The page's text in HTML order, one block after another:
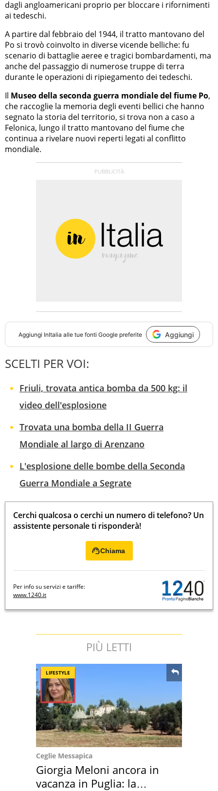
dagli angloamericani proprio per bloccare i rifornimenti
ai tedeschi.
A partire dal febbraio del 1944, il tratto mantovano del
Po si trovò coinvolto in diverse vicende belliche: fu
scenario di battaglie aeree e tragici bombardamenti, ma
anche del passaggio di numerose truppe di terra
durante le operazioni di ripiegamento dei tedeschi.
Il Museo della seconda guerra mondiale del fiume Po,
che raccoglie la memoria degli eventi bellici che hanno
segnato la storia del territorio, si trova non a caso a
Felonica, lungo il tratto mantovano del fiume che
continua a rivelare nuovi reperti legati al conflitto
mondiale.
Aggiungi InItalia alle tue fonti Google preferite Aggiungi
SCELTI PER VOI:
Friuli, trovata antica bomba da 500 kg: il
video dell'esplosione
Trovata una bomba della II Guerra
Mondiale al largo di Arenzano
L'esplosione delle bombe della Seconda
Guerra Mondiale a Segrate
Cerchi qualcosa o cerchi un numero di telefono? Un
assistente personale ti risponderà!
Chiama
Per info su servizi e tariffe:
www.1240.it
PIÙ LETTI
LIFESTYLE
Ceglie Messapica
Giorgia Meloni ancora in
vacanza in Puglia: la